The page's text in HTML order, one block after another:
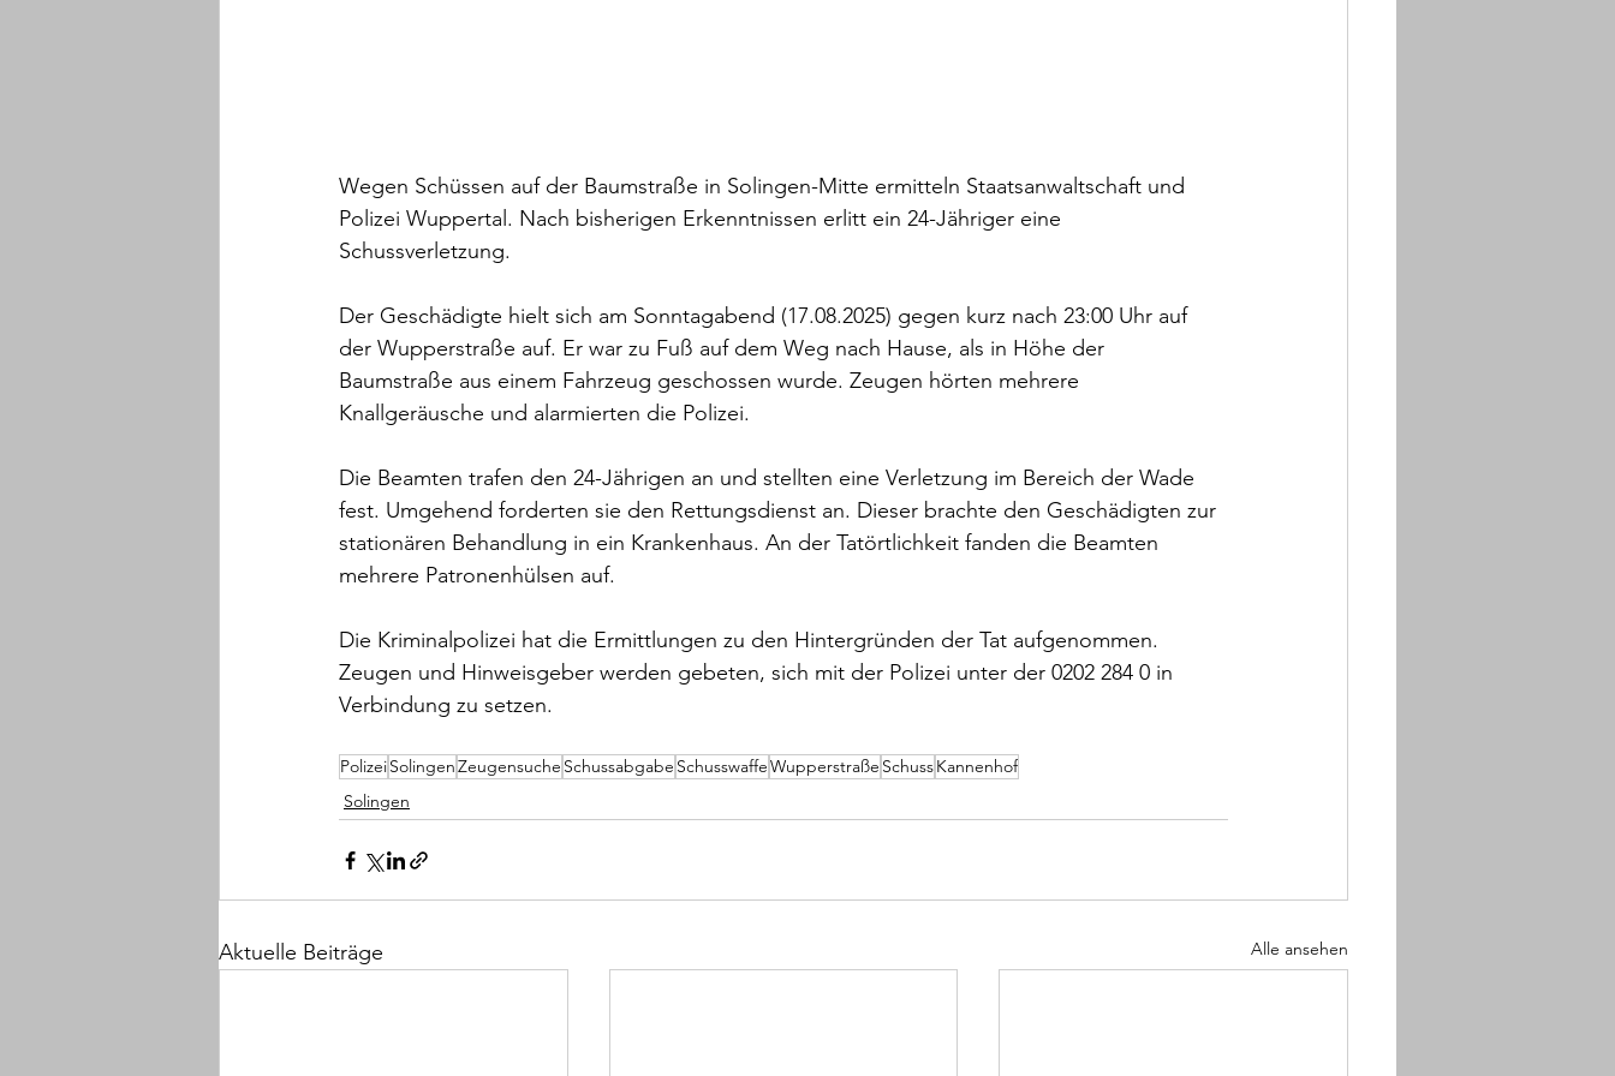
Wegen Schüssen auf der Baumstraße in Solingen-Mitte ermitteln Staatsanwaltschaft und
Polizei Wuppertal. Nach bisherigen Erkenntnissen erlitt ein 24-Jähriger eine
Schussverletzung.
Der Geschädigte hielt sich am Sonntagabend (17.08.2025) gegen kurz nach 23:00 Uhr auf
der Wupperstraße auf. Er war zu Fuß auf dem Weg nach Hause, als in Höhe der
Baumstraße aus einem Fahrzeug geschossen wurde. Zeugen hörten mehrere
Knallgeräusche und alarmierten die Polizei.
Die Beamten trafen den 24-Jährigen an und stellten eine Verletzung im Bereich der Wade
fest. Umgehend forderten sie den Rettungsdienst an. Dieser brachte den Geschädigten zur
stationären Behandlung in ein Krankenhaus. An der Tatörtlichkeit fanden die Beamten
mehrere Patronenhülsen auf.
Die Kriminalpolizei hat die Ermittlungen zu den Hintergründen der Tat aufgenommen.
Zeugen und Hinweisgeber werden gebeten, sich mit der Polizei unter der 0202 284 0 in
Verbindung zu setzen.
PolizeiSolingenZeugensuche Schussabgabe SchusswaffeWupperstraße SchussKannenhof
Solingen
Aktuelle Beiträge Alle ansehen